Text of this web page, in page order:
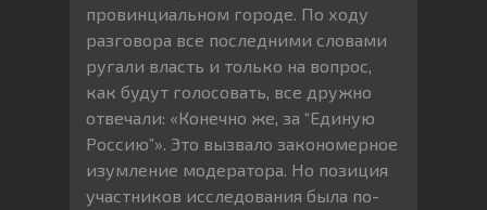
провинциальном городе. По ходу
разговора все последними словами
ругали власть и только на вопрос,
как будут голосовать, все дружно
отвечали: «Конечно же, за “Единую
Россию”». Это вызвало закономерное
изумление модератора. Но позиция
участников исследования была по-